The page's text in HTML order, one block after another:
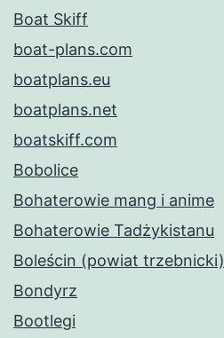
Boat Skiff
boat-plans.com
boatplans.eu
boatplans.net
boatskiff.com
Bobolice
Bohaterowie mang i anime
Bohaterowie Tadżykistanu
Boleścin (powiat trzebnicki)
Bondyrz
Bootlegi